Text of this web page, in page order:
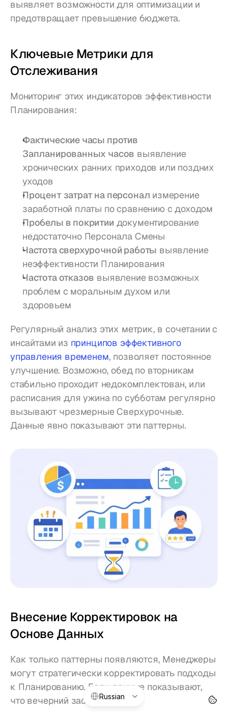
выявляет возможности для оптимизации и
предотвращает превышение бюджета.
Ключевые Метрики для
Отслеживания
Мониторинг этих индикаторов эффективности
Планирования:
Фактические часы против
Запланированных часов выявление
хронических ранних приходов или поздних
уходов
Процент затрат на персонал измерение
заработной платы по сравнению с доходом
Пробелы в покритии документирование
недостаточно Персонала Смены
Частота сверхурочной работы выявление
неэффективности Планирования
Частота отказов выявление возможных
проблем с моральным духом или
здоровьем
Регулярный анализ этих метрик, в сочетании с
инсайтами из принципов эффективного
управления временем, позволяет постоянное
улучшение. Возможно, обед по вторникам
стабильно проходит недокомплектован, или
расписания для ужина по субботам регулярно
вызывают чрезмерные Сверхурочные.
Данные явно показывают эти паттерны.
Внесение Корректировок на
Основе Данных
Как только паттерны появляются, Менеджеры
могут стратегически корректировать подходы
к Планированию. Если данные показывают,
что вечерний зас Интернет
Select Language
Russian